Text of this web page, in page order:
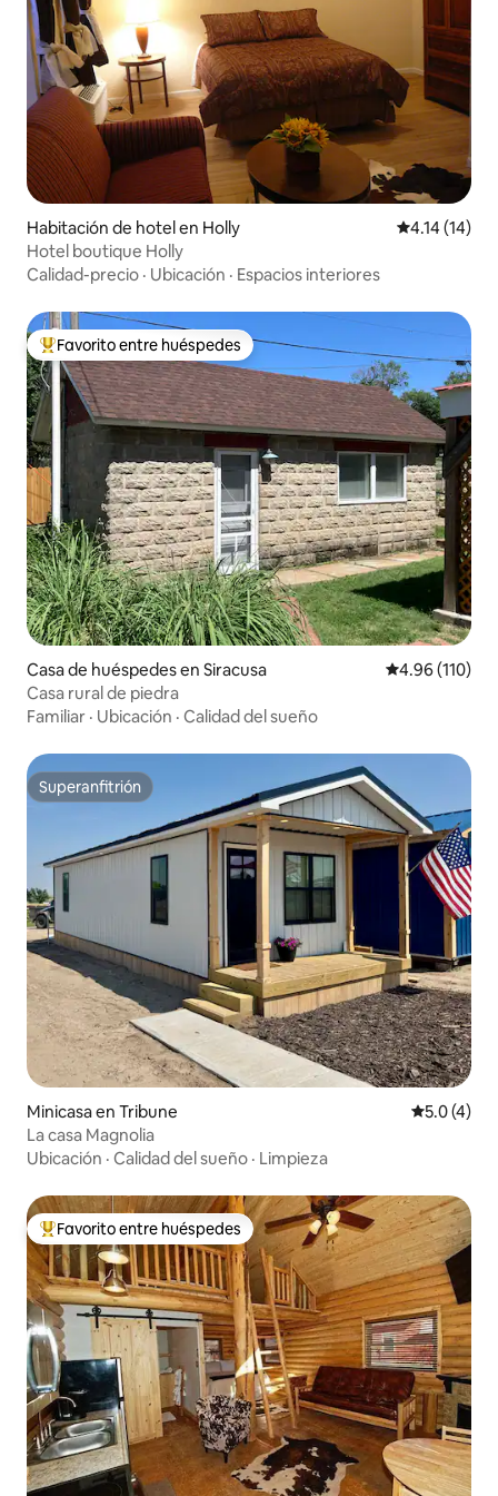
Habitación de hotel en Holly Calificación
4.14 (14)
Hotel boutique Holly
Calidad-precio · Ubicación · Espacios interiores
Favorito entre huéspedes preferido
Favorito entre huéspedes
Casa de huéspedes en Siracusa Calificación
4.96 (110)
Casa rural de piedra
Familiar · Ubicación · Calidad del sueño
Superanfitrión
Superanfitrión
Minicasa en Tribune
5.0 (4)
La casa Magnolia
Ubicación · Calidad del sueño · Limpieza
Favorito entre huéspedes preferido
Favorito entre huéspedes